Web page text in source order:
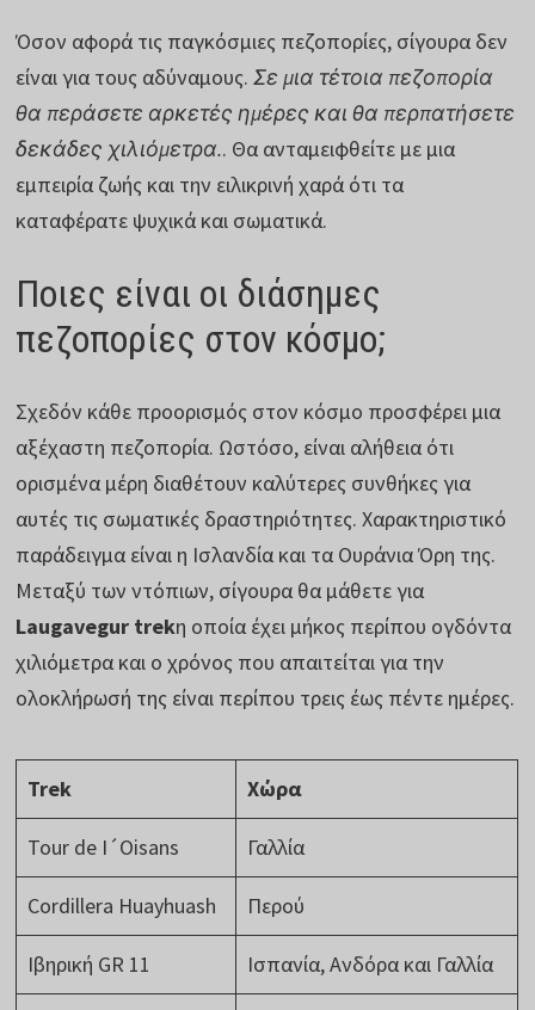
Όσον αφορά τις παγκόσμιες πεζοπορίες, σίγουρα δεν
είναι για τους αδύναμους.Σε μια τέτοια πεζοπορία
θα περάσετε αρκετές ημέρες και θα περπατήσετε
δεκάδες χιλιόμετρα.. Θα ανταμειφθείτε με μια
εμπειρία ζωής και την ειλικρινή χαρά ότι τα
καταφέρατε ψυχικά και σωματικά.
Ποιες είναι οι διάσημες
πεζοπορίες στον κόσμο;
Σχεδόν κάθε προορισμός στον κόσμο προσφέρει μια
αξέχαστη πεζοπορία. Ωστόσο, είναι αλήθεια ότι
ορισμένα μέρη διαθέτουν καλύτερες συνθήκες για
αυτές τις σωματικές δραστηριότητες. Χαρακτηριστικό
παράδειγμα είναι η Ισλανδία και τα Ουράνια Όρη της.
Μεταξύ των ντόπιων, σίγουρα θα μάθετε για
Laugavegur trekη οποία έχει μήκος περίπου ογδόντα
χιλιόμετρα και ο χρόνος που απαιτείται για την
ολοκλήρωσή της είναι περίπου τρεις έως πέντε ημέρες.
Trek Χώρα
Tour de I´Oisans Γαλλία
Cordillera Huayhuash Περού
Ιβηρική GR 11 Ισπανία, Ανδόρα και Γαλλία